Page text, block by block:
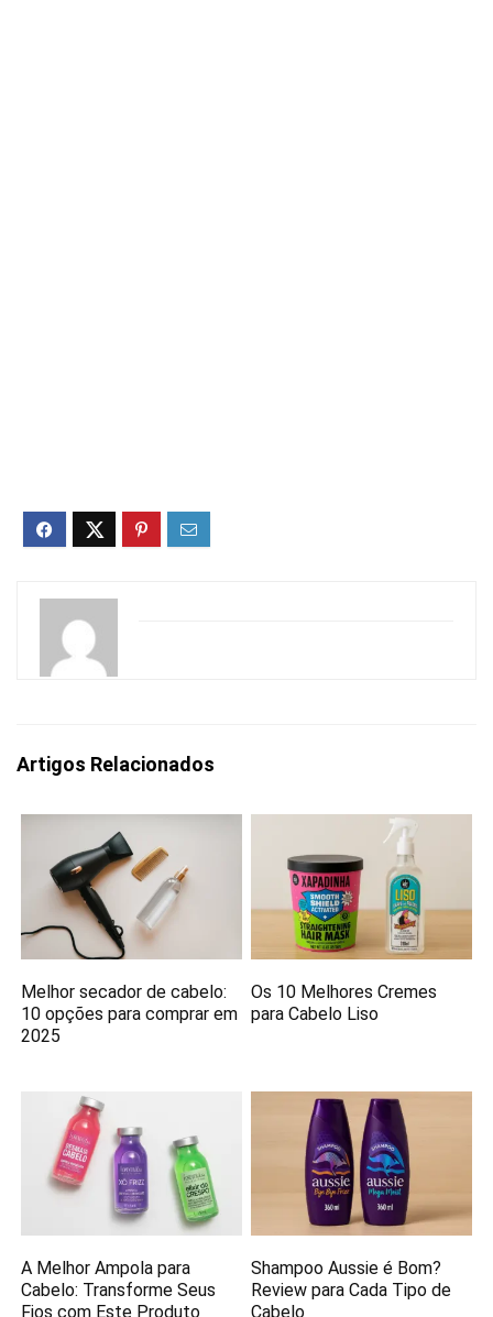
Artigos Relacionados
Melhor secador de cabelo:
10 opções para comprar em
2025
Os 10 Melhores Cremes
para Cabelo Liso
A Melhor Ampola para
Cabelo: Transforme Seus
Fios com Este Produto
Shampoo Aussie é Bom?
Review para Cada Tipo de
Cabelo